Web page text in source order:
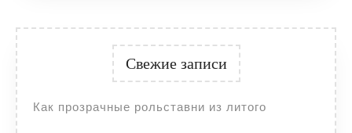
Свежие записи
Как прозрачные рольставни из литого